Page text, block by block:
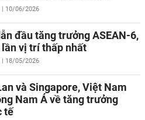
| 10/06/2026
đầu tăng trưởng ASEAN-6,
lần vị trí thấp nhất
| 18/05/2026
và Singapore, Việt Nam
Nam Á về tăng trưởng
tế